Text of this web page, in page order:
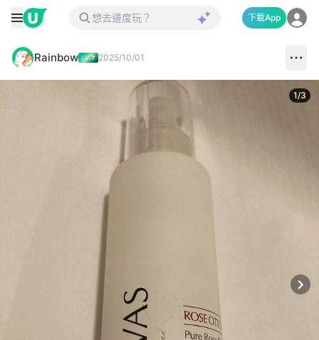
下載App
Rainbow 2025/10/01
1/3